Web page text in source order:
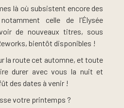
là où subsistent encore des
celle de l’Élysée
de nouveaux titres, sous
bientôt disponibles !
la route cet automne, et toute
durer avec vous la nuit et
des dates à venir !
votre printemps ?